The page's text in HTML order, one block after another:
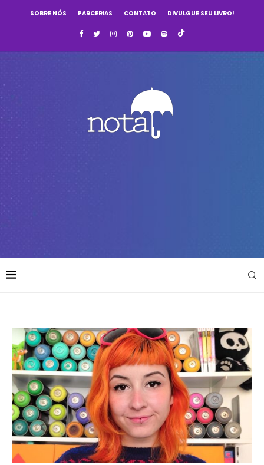
SOBRE NÓS PARCERIAS CONTATO DIVULGUE SEU LIVRO!